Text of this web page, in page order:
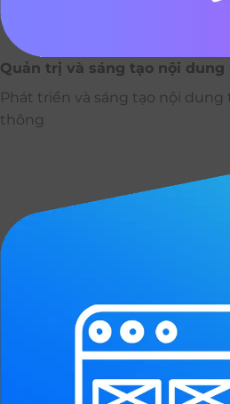
Quản trị và sáng tạo nội dung
Phát triển và sáng tạo nội
thông